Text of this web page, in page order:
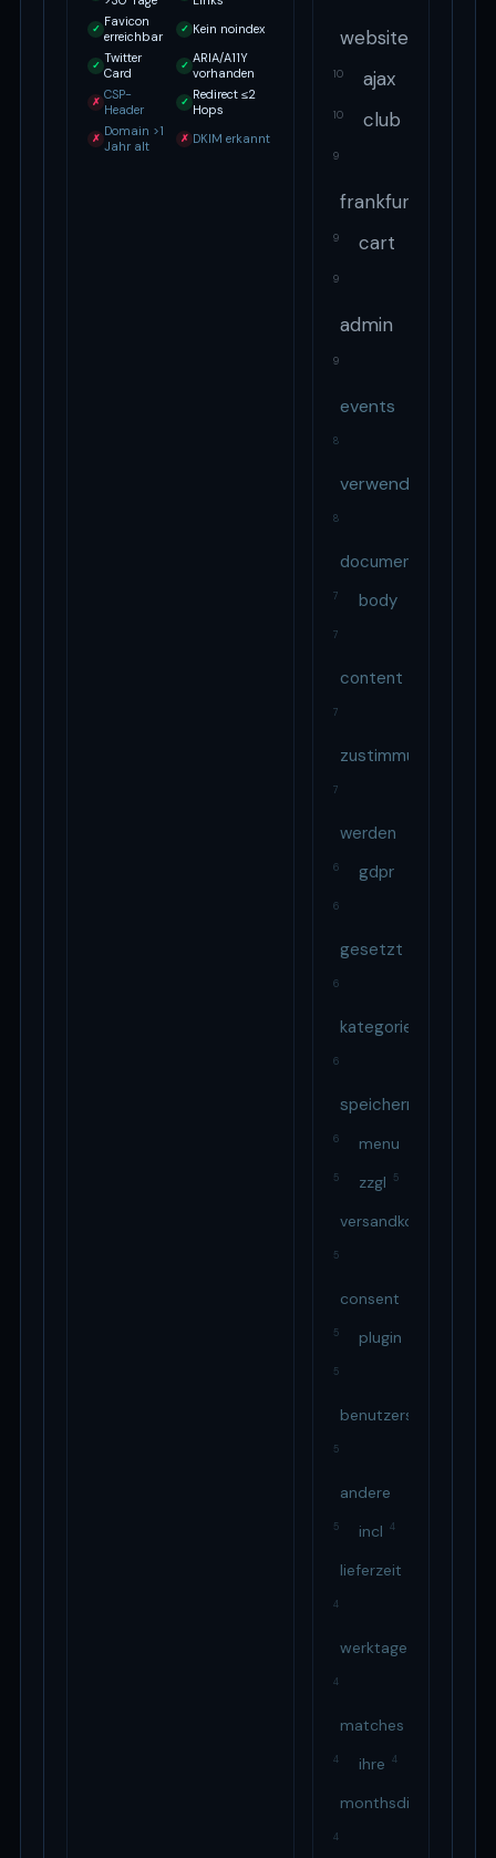
✓ Favicon
erreichbar
✓ Kein noindex
✓ Twitter
Card
✓ ARIA/A11Y
vorhanden
✗ CSP-
Header
✓ Redirect ≤2
Hops
✗ Domain >1
Jahr alt
✗ DKIM erkannt
website
10 ajax
10 club
9
frankfurt
9 cart
9
admin
9
events
8
verwendet
8
document
7 body
7
content
7
zustimmung
7
werden
6 gdpr
6
gesetzt
6
kategorie
6
speichern
6 menu
5 zzgl 5
versandkosten
5
consent
5 plugin
5
benutzers
5
andere
5 incl 4
lieferzeit
4
werktage
4
matches
4 ihre 4
monthsdieses
4